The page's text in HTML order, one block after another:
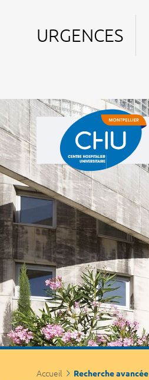
URGENCES
Accueil Recherche avancée